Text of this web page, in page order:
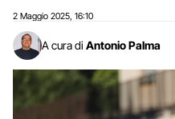
2 Maggio 2025 16:10
A cura di Antonio Palma